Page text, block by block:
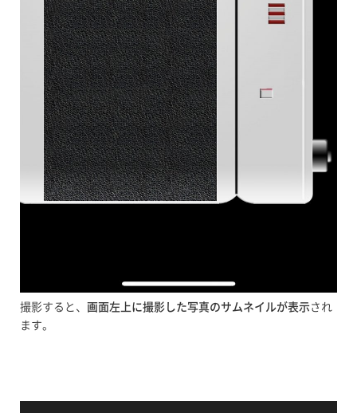
撮影すると、 画面左上に撮影した写真のサムネイルが表示され
ます。